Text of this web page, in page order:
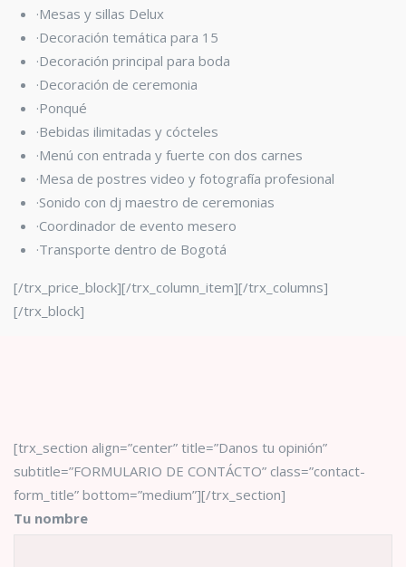
·Mesas y sillas Delux
·Decoración temática para 15
·Decoración principal para boda
·Decoración de ceremonia
·Ponqué
·Bebidas ilimitadas y cócteles
·Menú con entrada y fuerte con dos carnes
·Mesa de postres video y fotografía profesional
·Sonido con dj maestro de ceremonias
·Coordinador de evento mesero
·Transporte dentro de Bogotá
[/trx_price_block][/trx_column_item][/trx_columns]
[/trx_block]
[trx_section align=”center” title=”Danos tu opinión”
subtitle=”FORMULARIO DE CONTÁCTO” class=”contact-
form_title” bottom=”medium”][/trx_section]
Tu nombre